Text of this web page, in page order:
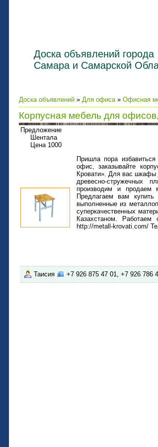
Доска объявлений города
Самара и Самарской
Доска объявлений » Для офиса» Офисная
Корпусная мебель для
Предложение
Шентала
Цена 1000
Пришла пора
офис, заказывайте
Кровати». Для вас шкафы
древесно-
производим и продаем
Предлагаем вам
выполненные из
суперкачественных
Казахстаном.
http://metall-krovati.com/
Таисия +7 926 875 47 01, +7 926 786